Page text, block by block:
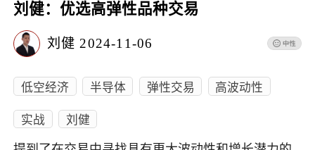
刘健：优选高弹性品种交易
刘健 2024-11-06
低空经济 半导体 弹性交易
高波动性
实战
刘健